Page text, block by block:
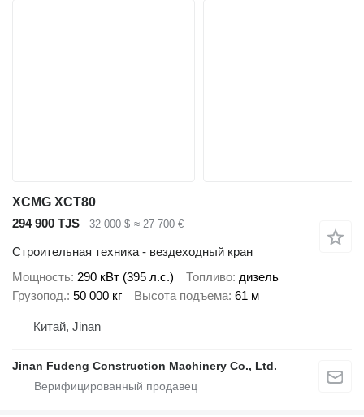
XCMG XCT80
294 900 TJS
32 000 $ ≈ 27 700 €
Строительная техника - вездеходный кран
Мощность 290 кВт (395 л.с.) Топливо дизель
Грузопод. 50 000 кг Высота подъема 61 м
Китай, Jinan
Jinan Fudeng Construction Machinery Co., Ltd.